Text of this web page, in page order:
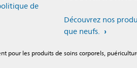
de
Découvrez nos
que neufs.
pour les produits de soins corporels,